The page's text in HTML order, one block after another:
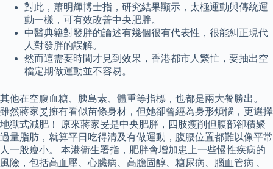
對此，蕭明輝博士指，研究結果顯示，太極運動與傳統運
動一樣，可有效改善中央肥胖。
中醫典籍對發胖的論述有幾個很有代表性，很能糾正現代
人對發胖的誤解。
然而這需要時間才見到效果，香港都市人繁忙，要抽出空
檔定期做運動並不容易。
其他在空腹血糖、胰島素、體重等指標，也都是兩大餐勝出。
雖然蔣家旻擁有看似苗條身材，但她卻曾經為身形煩惱，更選擇
地獄式減肥！ 原來蔣家旻是中央肥胖，四肢瘦削但腹部卻積聚
過量脂肪，就算平日吃得清及有做運動，腹腰位置都難以像平常
人一般瘦小。 本港衞生署指，肥胖會增加患上一些慢性疾病的
風險，包括高血壓、心臟病、高膽固醇、糖尿病、腦血管病 、